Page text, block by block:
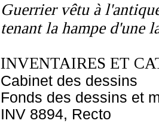
Guerrier vêtu à
tenant la hampe d'une
INVENTAIRES ET
Cabinet des dessins
Fonds des dessins et
INV 8894, Recto